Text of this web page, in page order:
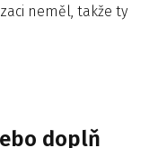
neměl, takže ty
doplň